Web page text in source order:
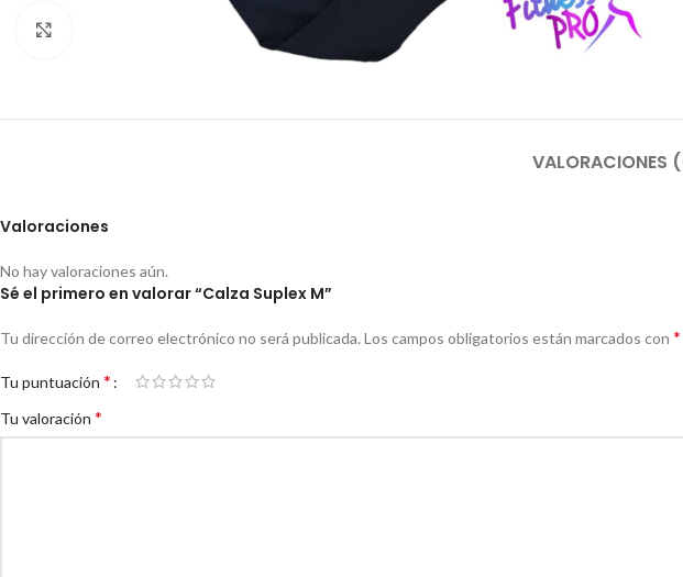
VALORACIONES
Valoraciones
No hay valoraciones aún.
Sé el primero en valorar “Calza Suplex M”
Tu dirección de correo electrónico no será publicada. Los campos obligatorios están marcados con *
Tu puntuación *
Tu valoración *